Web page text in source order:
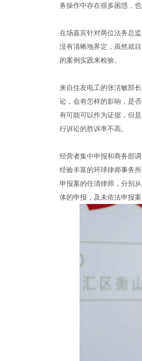
务操作中存在很多困惑，
在场嘉宾针对两位法务总
没有清晰地界定，虽然就
的案例实践来检验。
来自住友电工的张洁敏部
讼，会有怎样的影响，是
有可能可以作为证据，但
行诉讼的胜诉率不高。
经营者集中申报和商务部
经验丰富的环球律师事务
申报案的任清律师，分别
体的申报，及未依法申报案